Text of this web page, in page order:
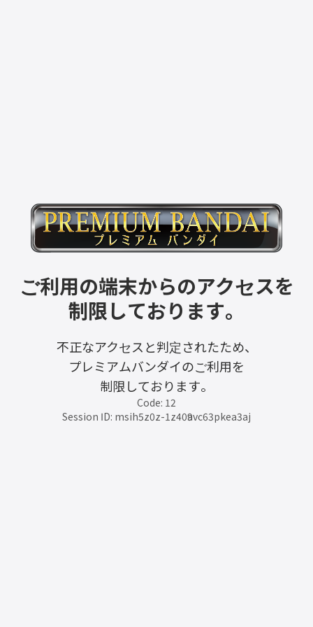
ご利用の端末からのアクセスを
制限しております。
不正なアクセスと判定されたため、
プレミアムバンダイのご利用を
制限しております。
Code: 12
Session ID: msih5z0z-1z409avc63pkea3aj